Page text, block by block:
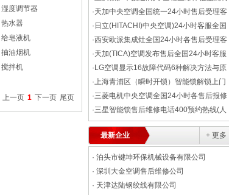
湿度调节器
热水器
给皂液机
抽油烟机
搅拌机
上一页 1 下一页 尾页
运新生儿/早产儿转运
·天加中央空调全国统一24小时售后受理客
服热线(附近维修点)
· 日立(HITACHI)中央空调)24小时客服全国
各售后受理中心(2026网点上线)
·西安欧派集成灶全国24小时各售后受理客
服中心(30分钟上门)
·天加(TICA)空调发布售后全国24小时客服
受理中心(2026网点上线)
· LG空调显示16故障代码6种解决方法与原
因分析
·上海青浦区（瞬时开锁）智能锁解锁上门
开锁企业批量换锁-距离300米
·三菱电机中央空调全国24小时各售后报修
客服中心(2026+报价一览)
·三星智能锁售后维修电话400预约热线(人
工电话)
最新企业
+ 更多
· 泊头市键坤环保机械设备有限公司
· 深圳大金空调售后维修公司
· 天津达陆钢绞线有限公司